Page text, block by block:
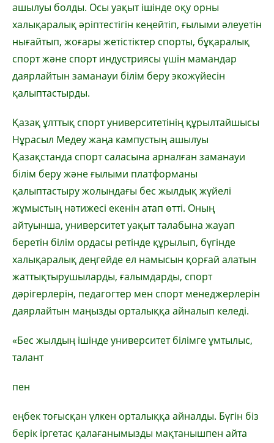
ашылуы болды. Осы уақыт ішінде оқу орны
халықаралық әріптестігін кеңейтіп, ғылыми әлеуетін
нығайтып, жоғары жетістіктер спорты, бұқаралық
спорт және спорт индустриясы үшін мамандар
даярлайтын заманауи білім беру экожүйесін
қалыптастырды.
Қазақ ұлттық спорт университетінің құрылтайшысы
Нұрасыл Медеу жаңа кампустың ашылуы
Қазақстанда спорт саласына арналған заманауи
білім беру және ғылыми платформаны
қалыптастыру жолындағы бес жылдық жүйелі
жұмыстың нәтижесі екенін атап өтті. Оның
айтуынша, университет уақыт талабына жауап
беретін білім ордасы ретінде құрылып, бүгінде
халықаралық деңгейде ел намысын қорғай алатын
жаттықтырушыларды, ғалымдарды, спорт
дәрігерлерін, педагогтер мен спорт менеджерлерін
даярлайтын маңызды орталыққа айналып келеді.
«Бес жылдың ішінде университет білімге ұмтылыс,
талант
пен
еңбек тоғысқан үлкен орталыққа айналды. Бүгін біз
берік іргетас қалағанымызды мақтанышпен айта